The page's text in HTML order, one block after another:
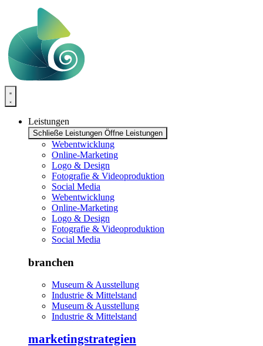
springen
Leistungen
Schließe Leistungen Öffne Leistungen
Webentwicklung
Online-Marketing
Logo & Design
Fotografie & Videoproduktion
Social Media
Webentwicklung
Online-Marketing
Logo & Design
Fotografie & Videoproduktion
Social Media
branchen
Museum & Ausstellung
Industrie & Mittelstand
Museum & Ausstellung
Industrie & Mittelstand
marketingstrategien